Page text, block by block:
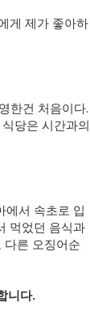
게 제가 좋아하
한건 처음이다.
당은 시간과의
에서 속초로 입
먹었던 음식과
다른 오징어순
니다.